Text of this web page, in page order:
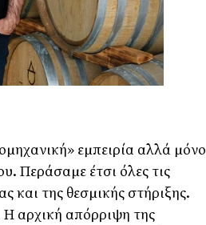
εµπειρία αλλά µόνο
Περάσαµε έτσι όλες τις
και της θεσµικής στήριξης.
αρχική απόρριψη της